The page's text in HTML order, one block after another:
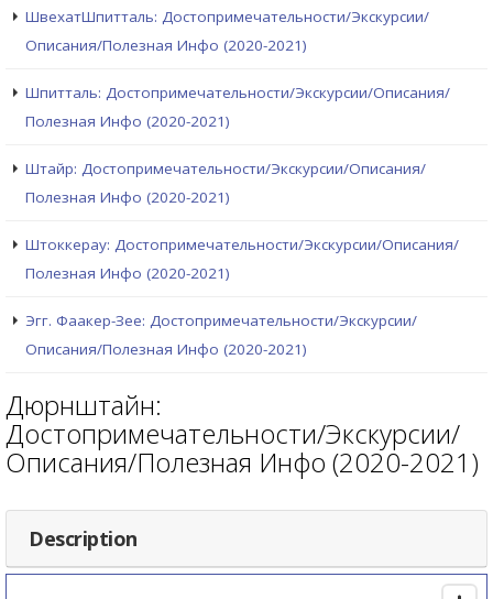
ШвехатШпитталь: Достопримечательности/Экскурсии/
Описания/Полезная Инфо (2020-2021)
Шпитталь: Достопримечательности/Экскурсии/Описания/
Полезная Инфо (2020-2021)
Штайр: Достопримечательности/Экскурсии/Описания/
Полезная Инфо (2020-2021)
Штоккерау: Достопримечательности/Экскурсии/Описания/
Полезная Инфо (2020-2021)
Эгг. Фаакер-Зее: Достопримечательности/Экскурсии/
Описания/Полезная Инфо (2020-2021)
Дюрнштайн:
Достопримечательности/Экскурсии/
Описания/Полезная Инфо (2020-2021)
Description